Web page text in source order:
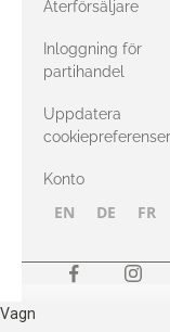
med
Merino
Återförsäljare
Inloggning för
partihandel
Uppdatera
cookiepreferenser
Konto
EN DE FR
Vagn